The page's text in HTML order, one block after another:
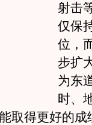
射击
仅保
位，
步扩
为东
时、
取得更好的成